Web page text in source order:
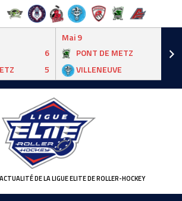
6
5
Mai 9
PONT DE METZ
VILLENEUVE
DE LA LIGUE ELITE DE ROLLER-HOCKEY